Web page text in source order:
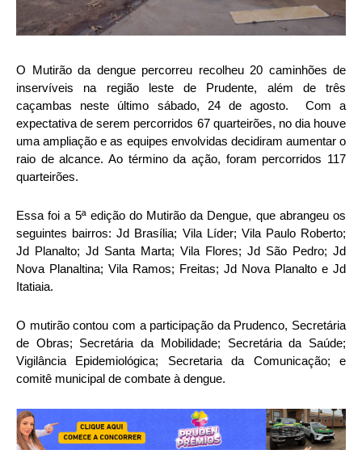
O Mutirão da dengue percorreu recolheu 20 caminhões de
inservíveis na região leste de Prudente, além de três
caçambas neste último sábado, 24 de agosto. Com a
expectativa de serem percorridos 67 quarteirões, no dia houve
uma ampliação e as equipes envolvidas decidiram aumentar o
raio de alcance. Ao término da ação, foram percorridos 117
quarteirões.
Essa foi a 5ª edição do Mutirão da Dengue, que abrangeuos
seguintes bairros: Jd Brasília; Vila Líder; Vila Paulo Roberto;
Jd Planalto; Jd Santa Marta; Vila Flores; Jd São Pedro; Jd
Nova Planaltina; Vila Ramos; Freitas; Jd Nova Planalto e Jd
Itatiaia.
O mutirão contou com a participação da Prudenco, Secretária
de Obras; Secretária da Mobilidade; Secretária da Saúde;
Vigilância Epidemiológica; Secretaria da Comunicação; e
comitê municipal de combate à dengue.